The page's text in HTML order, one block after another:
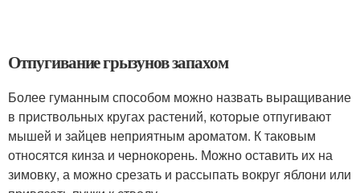
Отпугивание грызунов запахом
Более гуманным способом можно назвать выращивание
в приствольных кругах растений, которые отпугивают
мышей и зайцев неприятным ароматом. К таковым
относятся кинза и чернокорень. Можно оставить их на
зимовку, а можно срезать и рассыпать вокруг яблони или